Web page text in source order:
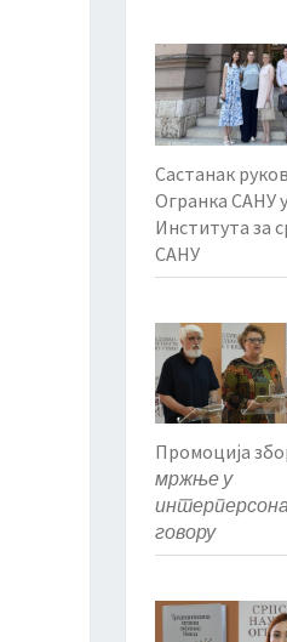
Састанак
Огранка САНУ
Института за
САНУ
Промоција
мржње у
говору